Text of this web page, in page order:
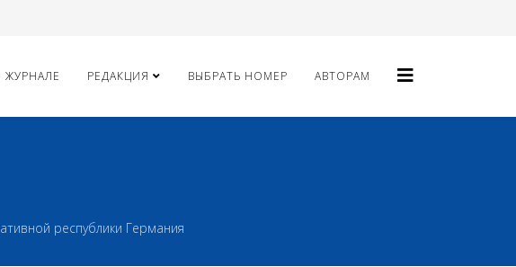
ЖУРНАЛЕ РЕДАКЦИЯ ВЫБРАТЬ НОМЕР АВТОРАМ
республики Германия